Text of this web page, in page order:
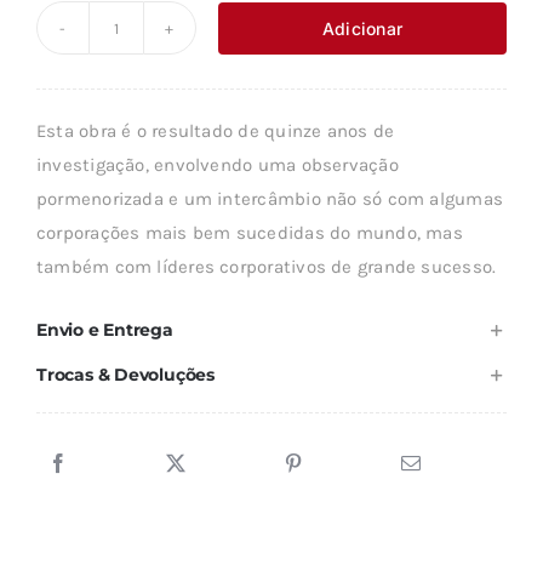
original
era:
é:
DOS
Adicionar
Esta obra é o resultado de quinze anos de
investigação, envolvendo uma observação
pormenorizada e um intercâmbio não só com algumas
corporações mais bem sucedidas do mundo, mas
também com líderes corporativos de grande sucesso.
Envio e Entrega
Trocas & Devoluções